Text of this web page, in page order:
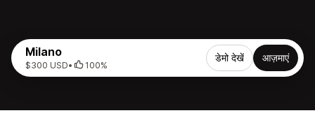
Milano
$300 USD• 100%
डेमो देखें आज़माएं